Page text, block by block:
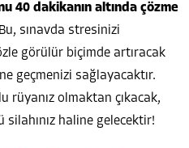
40 dakikanın altında çözme
sınavda stresinizi
görülür biçimde artıracak
geçmenizi sağlayacaktır.
rüyanız olmaktan çıkacak,
silahınız haline gelecektir!